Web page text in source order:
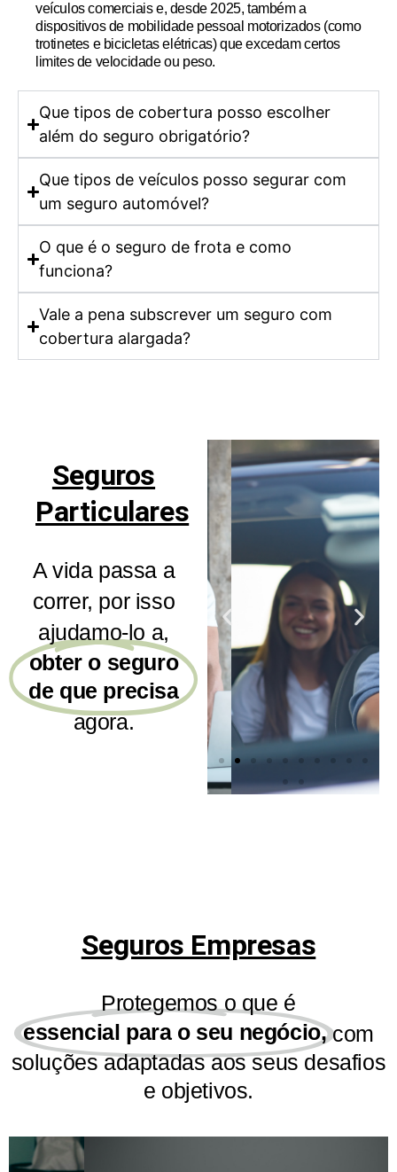
veículos comerciais e, desde 2025, também a
dispositivos de mobilidade pessoal motorizados(como
trotinetes e bicicletas elétricas)que excedam certos
limites de velocidade ou peso.
Que tipos de cobertura posso escolher
além do seguro obrigatório?
Que tipos de veículos posso segurar com
um seguro automóvel?
O que é o seguro de frota e como
funciona?
Vale a pena subscrever um seguro com
cobertura alargada?
Seguros
Particulares
A vida passa a
correr, por isso
ajudamo-lo a,
obter o seguro
de que precisa
agora.
Seguro
Acidentes
de
Trabalho
Subscreva
coberturas
que ajudam
sua
seu veículo,
seja ele qual
for!
Seguros Empresas
Protegemos o que é
essencial para o seu negócio, com
soluções adaptadas aos seus desafios
e objetivos.